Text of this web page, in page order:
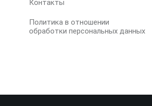
Контакты
Политика в отношении
обработки персональных данных